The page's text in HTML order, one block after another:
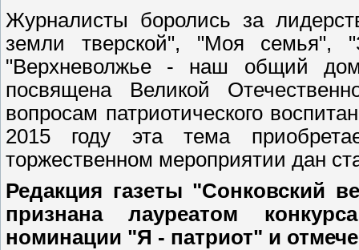
Журналисты боролись за
земли тверской", "Моя семья",
"Верхневолжье - наш общий
посвящена Великой
вопросам патриотического
2015 году эта тема
торжественном мероприятии дан
Редакция газеты "Сонковский
признана лауреатом
номинации "Я - патриот" и